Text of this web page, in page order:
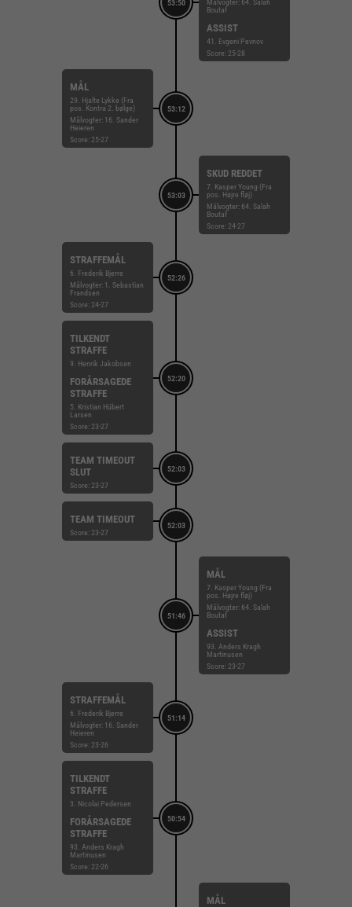
53:50
Målvogter: 64. Salah
Boutaf
ASSIST
41. Evgeni Pevnov
Score: 25-28
53:12
MÅL
29. Hjalte Lykke (Fra
pos. Kontra 2. bølge)
Målvogter: 16. Sander
Heieren
Score: 25-27
53:03
SKUD REDDET
7. Kasper Young (Fra
pos. Højre fløj)
Målvogter: 64. Salah
Boutaf
Score: 24-27
52:26
STRAFFEMÅL
6. Frederik Bjerre
Målvogter: 1. Sebastian
Frandsen
Score: 24-27
52:20
TILKENDT
STRAFFE
9. Henrik Jakobsen
FORÅRSAGEDE
STRAFFE
5. Kristian Hübert
Larsen
Score: 23-27
52:03
TEAM TIMEOUT
SLUT
Score: 23-27
52:03
TEAM TIMEOUT
Score: 23-27
51:46
MÅL
7. Kasper Young (Fra
pos. Højre fløj)
Målvogter: 64. Salah
Boutaf
ASSIST
93. Anders Kragh
Martinusen
Score: 23-27
51:14
STRAFFEMÅL
6. Frederik Bjerre
Målvogter: 16. Sander
Heieren
Score: 23-26
50:54
TILKENDT
STRAFFE
3. Nicolai Pedersen
FORÅRSAGEDE
STRAFFE
93. Anders Kragh
Martinusen
Score: 22-26
MÅL